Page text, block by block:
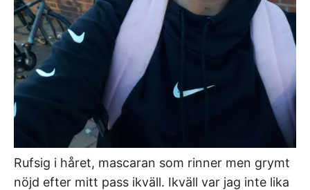
Rufsig i håret, mascaran som rinner men grymt
nöjd efter mitt pass ikväll. Ikväll var jag inte lika